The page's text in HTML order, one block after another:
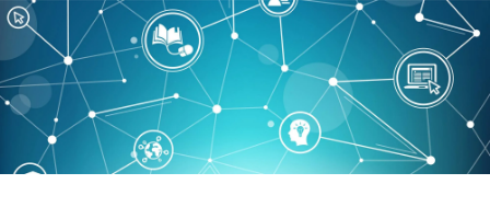
Service